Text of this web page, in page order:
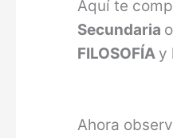
Aquí te
Secundaria
FILOSOFÍA y
Ahora